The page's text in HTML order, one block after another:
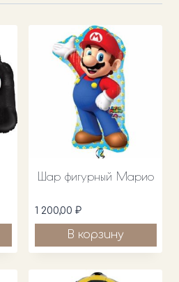
Шар фигурный Марио
1 200,00 ₽
В корзину